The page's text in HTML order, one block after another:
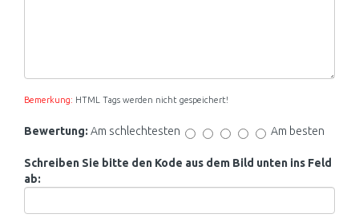
Bemerkung: HTML Tags werden nicht gespeichert!
Bewertung: Am schlechtesten Am besten
Schreiben Sie bitte den Kode aus dem Bild unten ins Feld
ab: